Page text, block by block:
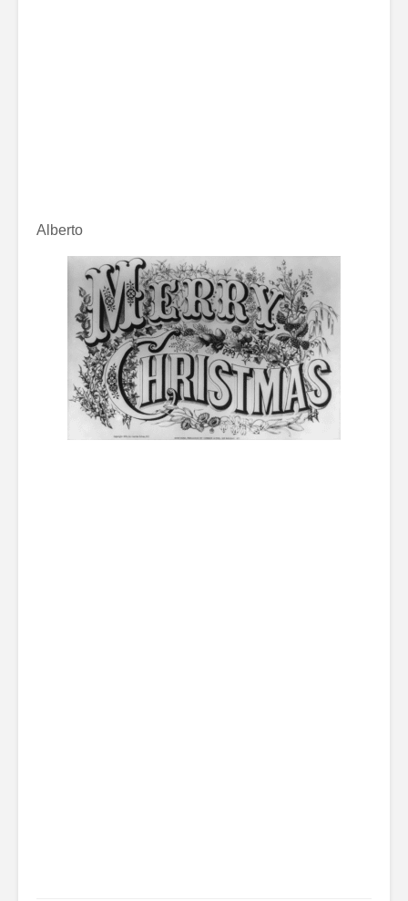
Alberto